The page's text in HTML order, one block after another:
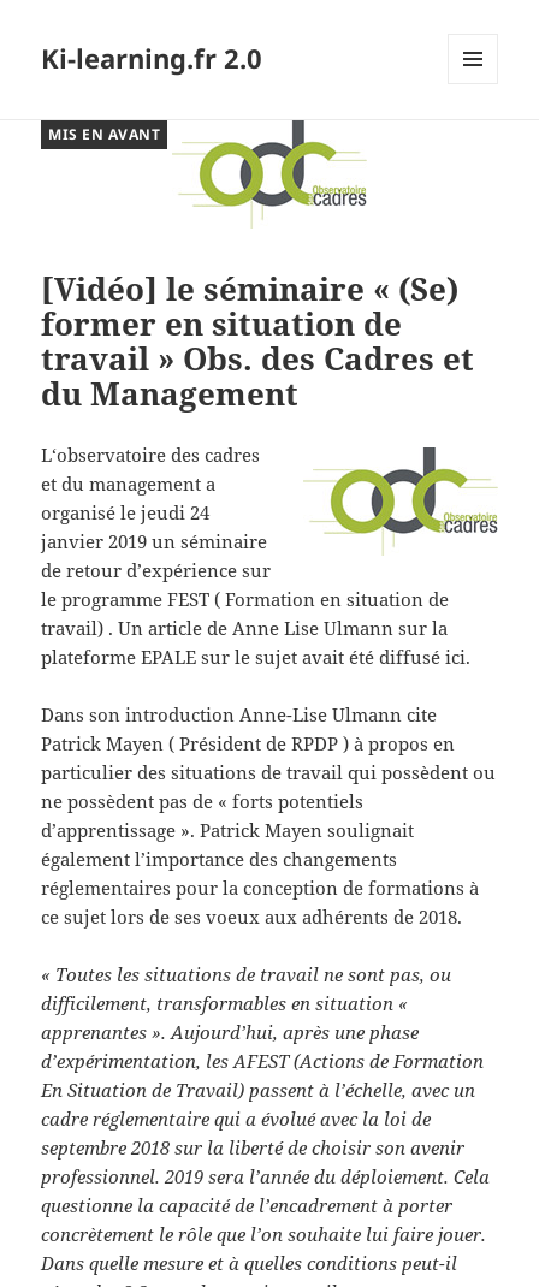
Ki-learning.fr 2.0
[Vidéo] le séminaire « (Se)
former en situation de
travail » Obs. des Cadres et
du Management
L‘observatoire des cadres
et du management a
organisé le jeudi 24
janvier 2019 un séminaire
de retour d’expérience sur
le programme FEST ( Formation en situation de
travail) . Un article de Anne Lise Ulmann sur la
plateforme EPALE sur le sujet avait été diffusé ici.
Dans son introduction Anne-Lise Ulmann cite
Patrick Mayen ( Président de RPDP ) à propos en
particulier des situations de travail qui possèdent ou
ne possèdent pas de « forts potentiels
d’apprentissage ». Patrick Mayen soulignait
également l’importance des changements
réglementaires pour la conception de formations à
ce sujet lors de ses voeux aux adhérents de 2018.
« Toutes les situations de travail ne sont pas, ou
difficilement, transformables en situation «
apprenantes ». Aujourd’hui, après une phase
d’expérimentation, les AFEST (Actions de Formation
En Situation de Travail) passent à l’échelle, avec un
cadre réglementaire qui a évolué avec la loi de
septembre 2018 sur la liberté de choisir son avenir
professionnel. 2019 sera l’année du déploiement. Cela
questionne la capacité de l’encadrement à porter
concrètement le rôle que l’on souhaite lui faire jouer.
Dans quelle mesure et à quelles conditions peut-il
MIS EN AVANT